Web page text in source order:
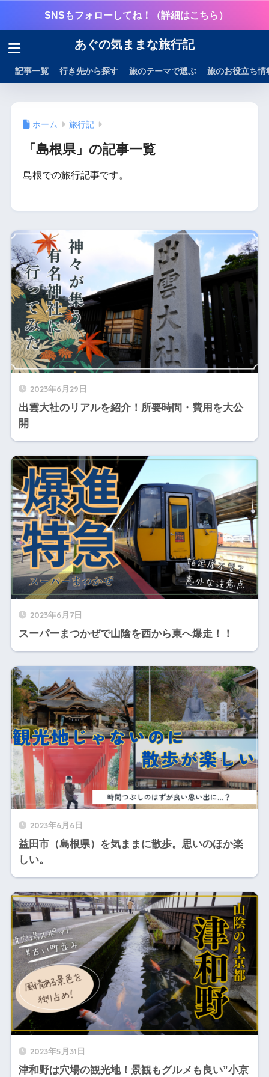
SNSもフォローしてね！（詳細はこちら）
あぐの気ままな旅行記
記事一覧 行き先から探す 旅のテーマで選ぶ 旅のお役立ち情
ホーム 旅行記
「島根県」の記事一覧
島根での旅行記事です。
2023年6月29日
出雲大社のリアルを紹介！所要時間・費用を大公
開
2023年6月7日
スーパーまつかぜで山陰を西から東へ爆走！！
2023年6月6日
益田市（島根県）を気ままに散歩。思いのほか楽
しい。
2023年5月31日
津和野は穴場の観光地！景観もグルメも良い”小京